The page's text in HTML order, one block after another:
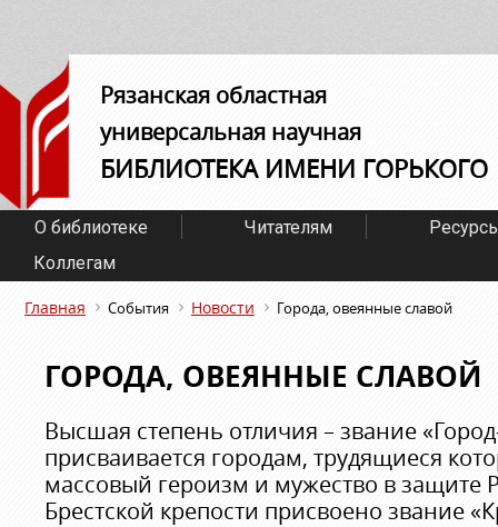
Рязанская областная
универсальная научная
БИБЛИОТЕКА ИМЕНИ ГОРЬКОГО
О библиотеке Читателям
Коллегам
Главная События Новости Города, овеянные славой
ГОРОДА, ОВЕЯННЫЕ СЛАВОЙ
Высшая степень отличия – звание
присваивается городам, трудящиеся
массовый героизм и мужество в защите
Брестской крепости присвоено звание